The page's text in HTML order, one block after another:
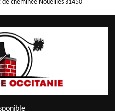
cheminée Noueilles 31450